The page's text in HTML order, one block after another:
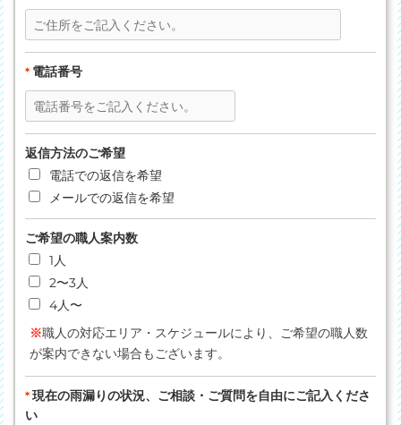
* 電話番号
返信方法のご希望
電話での返信を希望
メールでの返信を希望
ご希望の職人案内数
1人
2〜3人
4人〜
※職人の対応エリア・スケジュールにより、ご希望の職人数
が案内できない場合もございます。
* 現在の雨漏りの状況、ご相談・ご質問を自由にご記入くださ
い